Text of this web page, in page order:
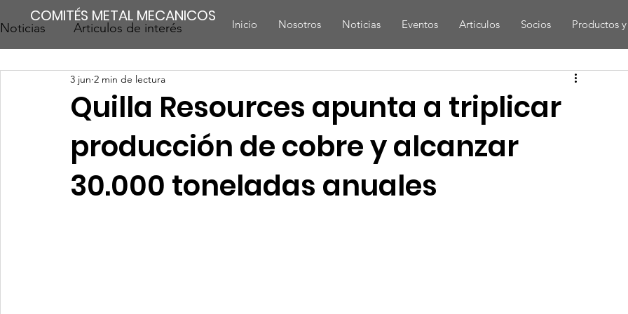
COMITÉS METAL MECANICOS Inicio Nosotros Noticias Eventos Articulos Socios Productos
Noticias Articulos de interés
Quilla Resources apunta a triplicar
producción de cobre y alcanzar
30.000 toneladas anuales
3 jun 2 min de lectura